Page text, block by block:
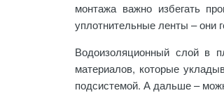
монтажа важно избегать
уплотнительные ленты – они
Водоизоляционный слой в
материалов, которые
подсистемой. А дальше –